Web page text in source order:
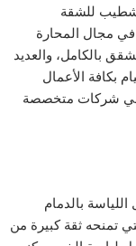
للشقة
في مجال المحارة
بالكامل، والعديد
بكافة الأعمال
فهي شركات متخصصة
بالدمام
تمنحه ثقة كبيرة من